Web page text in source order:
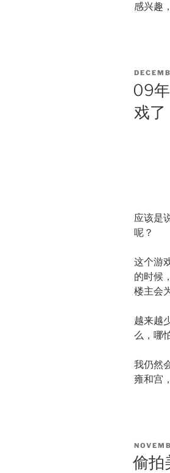
感兴趣
POSTED
ON
09
戏了
应该是
呢？
这个游
的时候
楼主会
越来越
么，哪
我仍然
雍和宫
POSTED
ON
偷拍